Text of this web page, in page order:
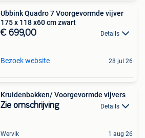
Ubbink Quadro 7 Voorgevormde vijver
175 x 118 x60 cm zwart
€ 699,00 Details
Bezoek website 28 jul 26
Kruidenbakken/ Voorgevormde vijvers
Zie omschrijving Details
Wervik 1 aug 26